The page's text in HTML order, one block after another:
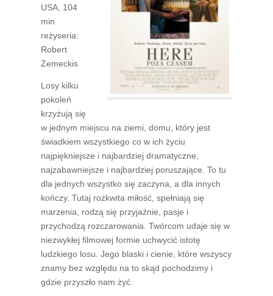
USA, 104
min
reżyseria:
Robert
Zemeckis
Losy kilku
pokoleń
krzyżują się
w jednym miejscu na ziemi, domu, który jest
świadkiem wszystkiego co w ich życiu
najpiękniejsze i najbardziej dramatyczne,
najzabawniejsze i najbardziej poruszające. To tu
dla jednych wszystko się zaczyna, a dla innych
kończy. Tutaj rozkwita miłość, spełniają się
marzenia, rodzą się przyjaźnie, pasje i
przychodzą rozczarowania. Twórcom udaje się w
niezwykłej filmowej formie uchwycić istotę
ludzkiego losu. Jego blaski i cienie, które wszyscy
znamy bez względu na to skąd pochodzimy i
gdzie przyszło nam żyć.